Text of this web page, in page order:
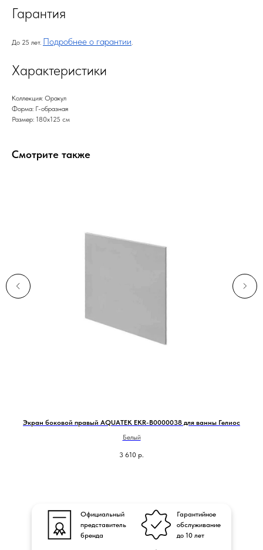
Гарантия
До 25 лет. Подробнее о гарантии.
Характеристики
Коллекция: Оракул
Форма: Г-образная
Размер: 180х125 см
Смотрите также
Экран боковой правый AQUATEK EKR-B0000038 для ванны Гелиос
Белый
3 610 р.
Официальный
представитель
бренда
Гарантийное
обслуживание
до 10 лет